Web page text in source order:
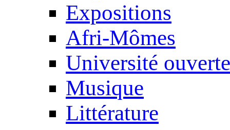
Expositions
Afri-Mômes
Université ouverte
Musique
Littérature